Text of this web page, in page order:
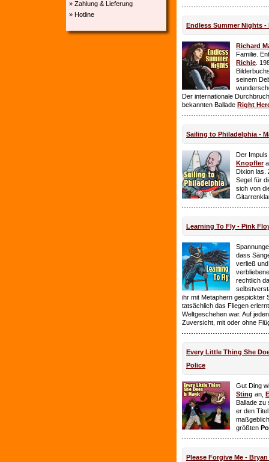
» Zahlung & Lieferung
» Hotline
Endless Summer Nights -
Richard
Familie.
Richie .
seinem
Der internationale
bekannten Ballade Right
Sailing to Philadelphia -
Der
Knopfler
Dixion las.
Segel für
sich von
Learning To Fly - Pink
dass
verließ
rechtlich
ihr mit Metaphern gespickter
tatsächlich das Fliegen
Weltgeschehen war. Auf
Zuversicht, mit oder ohne
Every Little Thing She
Police
Gut Ding
Sting an,
Ballade zu
er den
größten
Please Forgive Me -